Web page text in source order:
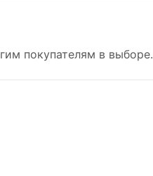
покупателям в выборе.